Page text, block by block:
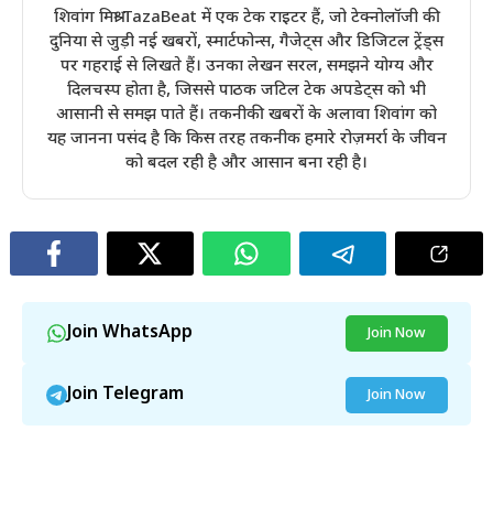
शिवांग मिश्रा TazaBeat में एक टेक राइटर हैं, जो टेक्नोलॉजी की
दुनिया से जुड़ी नई खबरों, स्मार्टफोन्स, गैजेट्स और डिजिटल ट्रेंड्स
पर गहराई से लिखते हैं। उनका लेखन सरल, समझने योग्य और
दिलचस्प होता है, जिससे पाठक जटिल टेक अपडेट्स को भी
आसानी से समझ पाते हैं। तकनीकी खबरों के अलावा शिवांग को
यह जानना पसंद है कि किस तरह तकनीक हमारे रोज़मर्रा के जीवन
को बदल रही है और आसान बना रही है।
Join WhatsApp Join Now
Join Telegram Join Now